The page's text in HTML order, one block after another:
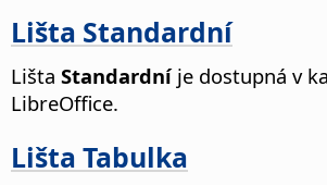
Lišta Standardní
Lišta Standardníje dostupná v
LibreOffice.
Lišta Tabulka